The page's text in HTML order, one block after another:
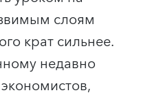
слоям
крат сильнее.
недавно